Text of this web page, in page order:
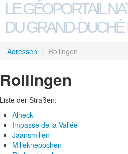
LE GÉOPORTAIL
DU GRAND-
Adressen / Rollingen
Rollingen
Liste der Straßen:
Alheck
Impasse de la Vallée
Jaansmillen
Millekneppchen